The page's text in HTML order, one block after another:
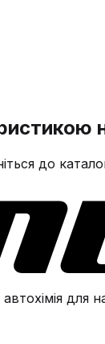
до
для